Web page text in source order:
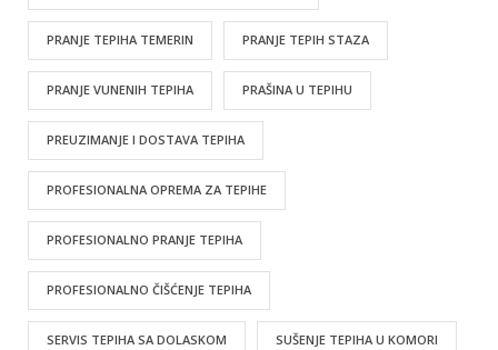
PRANJE TEPIHA TEMERIN PRANJE TEPIH STAZA
PRANJE VUNENIH TEPIHA PRAŠINA U TEPIHU
PREUZIMANJE I DOSTAVA TEPIHA
PROFESIONALNA OPREMA ZA TEPIHE
PROFESIONALNO PRANJE TEPIHA
PROFESIONALNO ČIŠĆENJE TEPIHA
SERVIS TEPIHA SA DOLASKOM SUŠENJE TEPIHA U KOMORI